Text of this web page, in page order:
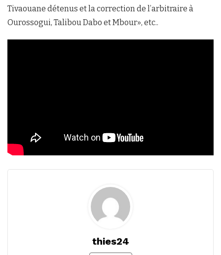
Tivaouane détenus et la correction de l’arbitraire à
Ourossogui, Talibou Dabo et Mbour», etc..
thies24